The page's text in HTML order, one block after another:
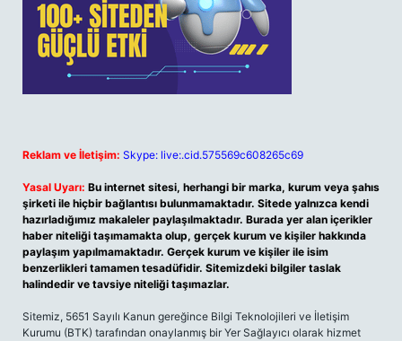
Reklam ve İletişim: Skype: live:.cid.575569c608265c69
Yasal Uyarı: Bu internet sitesi, herhangi bir marka, kurum veya şahıs
şirketi ile hiçbir bağlantısı bulunmamaktadır. Sitede yalnızca kendi
hazırladığımız makaleler paylaşılmaktadır. Burada yer alan içerikler
haber niteliği taşımamakta olup, gerçek kurum ve kişiler hakkında
paylaşım yapılmamaktadır. Gerçek kurum ve kişiler ile isim
benzerlikleri tamamen tesadüfidir. Sitemizdeki bilgiler taslak
halindedir ve tavsiye niteliği taşımazlar.
Sitemiz, 5651 Sayılı Kanun gereğince Bilgi Teknolojileri ve İletişim
Kurumu (BTK) tarafından onaylanmış bir Yer Sağlayıcı olarak hizmet